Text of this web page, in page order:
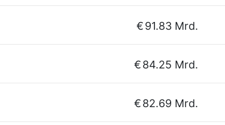
€91.83 Mrd.
€84.25 Mrd.
€82.69 Mrd.